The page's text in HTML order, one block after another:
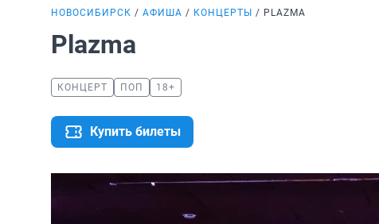
НОВОСИБИРСК АФИША КОНЦЕРТЫ PLAZMA
Plazma
КОНЦЕРТ ПОП 18+
Купить билеты